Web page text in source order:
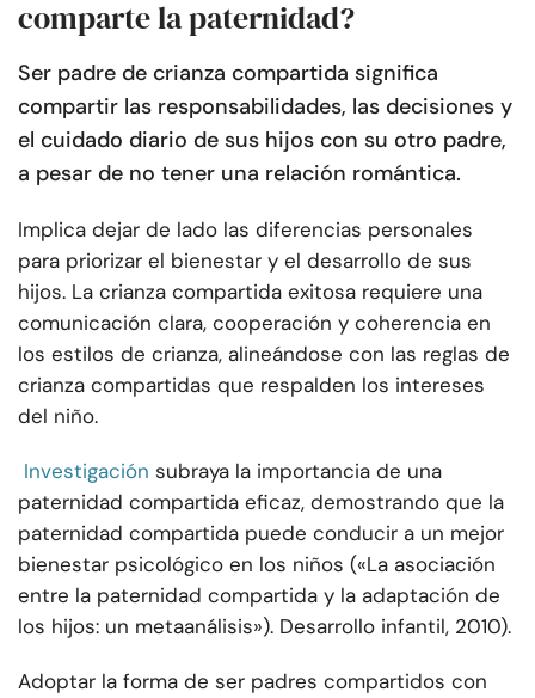
comparte la paternidad?
Ser padre de crianza compartida significa
compartir las responsabilidades, las decisiones y
el cuidado diario de sus hijos con su otro padre,
a pesar de no tener una relación romántica.
Implica dejar de lado las diferencias personales
para priorizar el bienestar y el desarrollo de sus
hijos. La crianza compartida exitosa requiere una
comunicación clara, cooperación y coherencia en
los estilos de crianza, alineándose con las reglas de
crianza compartidas que respalden los intereses
del niño.
Investigación subraya la importancia de una
paternidad compartida eficaz, demostrando que la
paternidad compartida puede conducir a un mejor
bienestar psicológico en los niños («La asociación
entre la paternidad compartida y la adaptación de
los hijos: un metaanálisis»). Desarrollo infantil, 2010).
Adoptar la forma de ser padres compartidos con